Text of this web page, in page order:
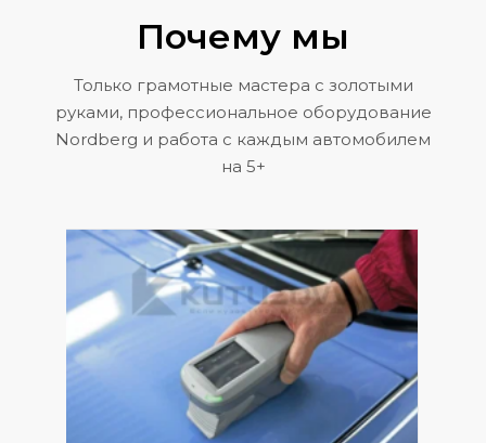
Почему мы
Только грамотные мастера с золотыми
руками, профессиональное оборудование
Nordberg и работа с каждым автомобилем
на 5+